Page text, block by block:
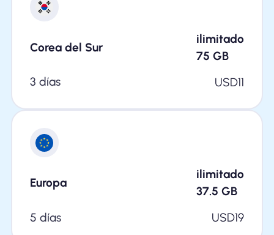
Corea del Sur
ilimitado
75 GB
3 días
USD11
Europa
ilimitado
37.5 GB
5 días
USD19